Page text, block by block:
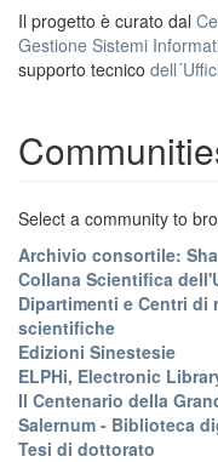
Il progetto è curato dal
Gestione Sistemi
supporto tecnico
Select a community to
Archivio consortile:
Collana Scientifica
Dipartimenti e Centri di
scientifiche
Edizioni Sinestesie
ELPHi, Electronic
Il Centenario della
Salernum - Biblioteca
Tesi di dottorato